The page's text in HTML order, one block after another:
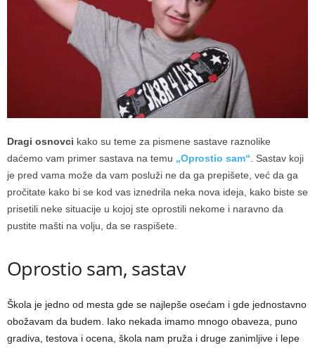
Dragi osnovci kako su teme za pismene sastave raznolike
daćemo vam primer sastava na temu „Oprostio sam“ . Sastav koji
je pred vama može da vam posluži ne da ga prepišete, već da ga
pročitate kako bi se kod vas iznedrila neka nova ideja, kako biste se
prisetili neke situacije u kojoj ste oprostili nekome i naravno da
pustite mašti na volju, da se raspišete.
Oprostio sam, sastav
Škola je jedno od mesta gde se najlepše osećam i gde jednostavno
obožavam da budem. Iako nekada imamo mnogo obaveza, puno
gradiva, testova i ocena, škola nam pruža i druge zanimljive i lepe